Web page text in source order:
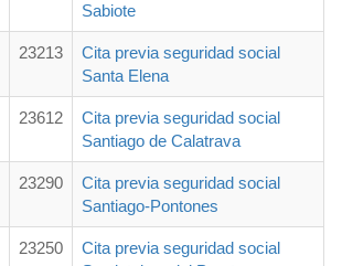
Sabiote
23213
Cita previa seguridad social
Santa Elena
23612
Cita previa seguridad social
Santiago de Calatrava
23290
Cita previa seguridad social
Santiago-Pontones
23250
Cita previa seguridad social